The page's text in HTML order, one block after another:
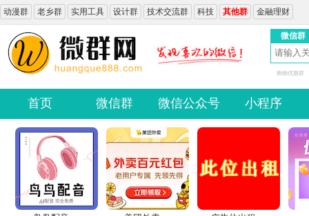
动漫群 老乡群 实用工具 设计群 技术交流群 科技 其他群 金融理财
微信群
购物优惠群
首页 微信群 微信公众号 小程序